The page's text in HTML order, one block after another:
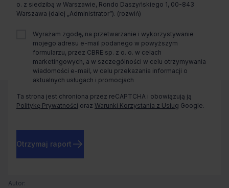
Autor:
Zaprosimy Cię na spotkanie, omówimy szczegóły i
pokażemy inwestycje.
Zamknij
o. z siedzibą w Warszawie, Rondo Daszyńskiego 1, 00-843
Warszawa (dalej „Administrator”).
Wyrażam zgodę, na przetwarzanie i wykorzystywanie
mojego adresu e-mail podanego w powyższym
formularzu, przez CBRE sp. z o. o. w celach
marketingowych, a w szczególności w celu otrzymywania
wiadomości e-mail, w celu przekazania informacji o
aktualnych usługach i promocjach
Ta strona jest chroniona przez reCAPTCHA i obowiązują ją
Politykę Prywatności oraz Warunki Korzystania z Usług Google.
Otrzymaj raport